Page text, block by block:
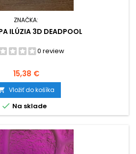
ZNAČKA:
ILÚZIA 3D DEADPOOL
0 review
Cena
15,38 €
Vložiť do košíka
 Na sklade